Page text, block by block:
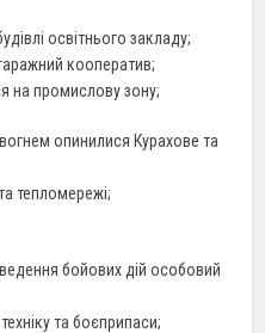
освітнього закладу;
кооператив;
на промислову зону;
опинилися Курахове та
тепломережі;
бойових дій особовий
та боєприпаси;